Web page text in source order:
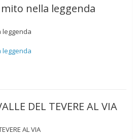
nella leggenda
leggenda
leggenda
DEL TEVERE AL VIA
AL VIA